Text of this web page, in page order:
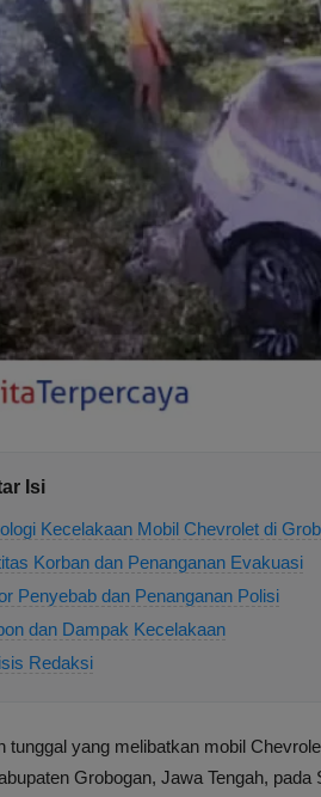
Isi
Kecelakaan Mobil Chevrolet di
Korban dan Penanganan Evakuasi
Penyebab dan Penanganan Polisi
dan Dampak Kecelakaan
Redaksi
tunggal yang melibatkan mobil
Grobogan, Jawa Tengah,